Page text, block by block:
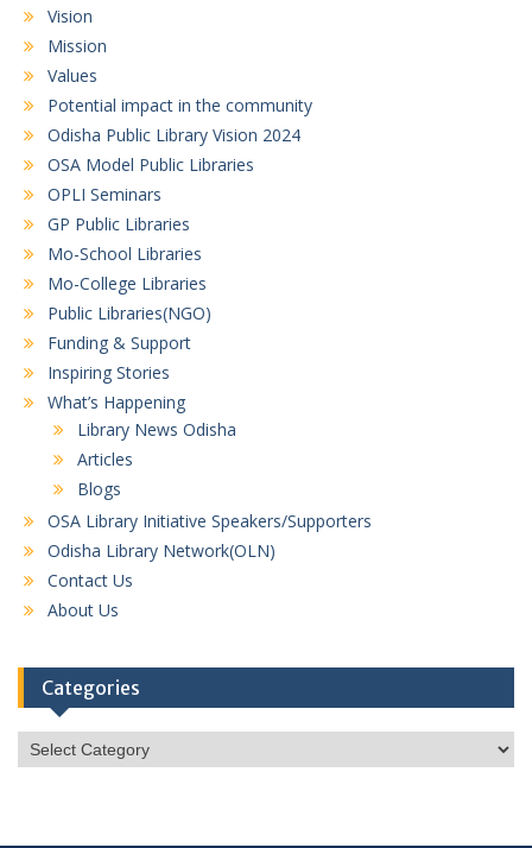
Vision
Mission
Values
Potential impact in the community
Odisha Public Library Vision 2024
OSA Model Public Libraries
OPLI Seminars
GP Public Libraries
Mo-School Libraries
Mo-College Libraries
Public Libraries(NGO)
Funding & Support
Inspiring Stories
What’s Happening
Library News Odisha
Articles
Blogs
OSA Library Initiative Speakers/Supporters
Odisha Library Network(OLN)
Contact Us
About Us
Categories
Categories